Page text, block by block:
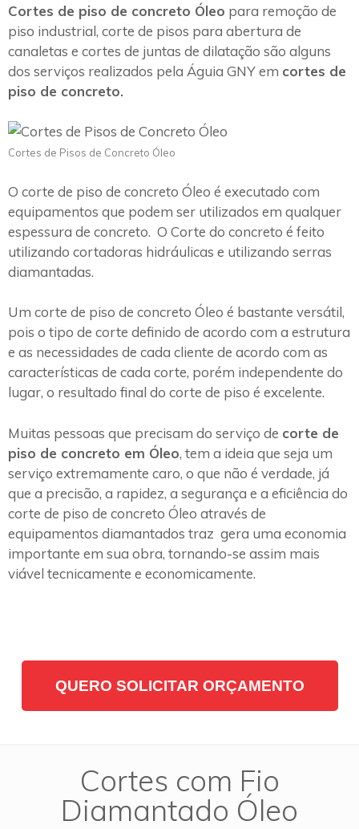
Cortes de piso de concreto Óleo para remoção de
piso industrial, corte de pisos para abertura de
canaletas e cortes de juntas de dilatação são alguns
dos serviços realizados pela Águia GNY em cortes de
piso de concreto.
Cortes de Pisos de Concreto Óleo
O corte de piso de concreto Óleo é executado com
equipamentos que podem ser utilizados em qualquer
espessura de concreto. O Corte do concreto é feito
utilizando cortadoras hidráulicas e utilizando serras
diamantadas.
Um corte de piso de concreto Óleo é bastante versátil,
pois o tipo de corte definido de acordo com a estrutura
e as necessidades de cada cliente de acordo com as
características de cada corte, porém independente do
lugar, o resultado final do corte de piso é excelente.
Muitas pessoas que precisam do serviço de corte de
piso de concreto em Óleo, tem a ideia que seja um
serviço extremamente caro, o que não é verdade, já
que a precisão, a rapidez, a segurança e a eficiência do
corte de piso de concreto Óleo através de
equipamentos diamantados traz gera uma economia
importante em sua obra, tornando-se assim mais
viável tecnicamente e economicamente.
QUERO SOLICITAR ORÇAMENTO
Cortes com Fio
Diamantado Óleo